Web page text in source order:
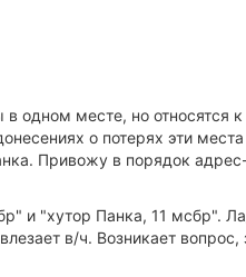
одном месте, но относятся
о потерях эти
Привожу в порядок
и "хутор Панка, 11 мсбр".
в/ч. Возникает